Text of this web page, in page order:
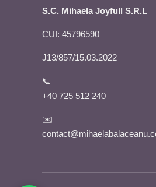
S.C. Mihaela Joyfull S.R.L
CUI: 45796590
J13/857/15.03.2022
📞
+40 725 512 240
✉️